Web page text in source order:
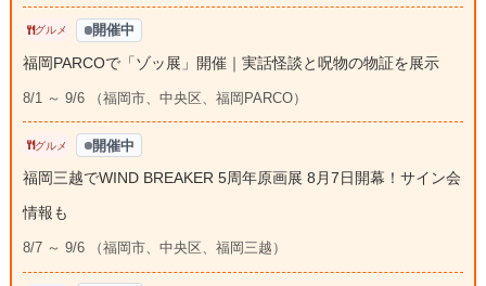
グルメ 開催中
福岡PARCOで「ゾッ展」開催｜実話怪談と呪物の物証を展示
8/1 ～ 9/6 （福岡市、中央区、福岡PARCO）
グルメ 開催中
福岡三越でWIND BREAKER 5周年原画展 8月7日開幕！サイン会
情報も
8/7 ～ 9/6 （福岡市、中央区、福岡三越）